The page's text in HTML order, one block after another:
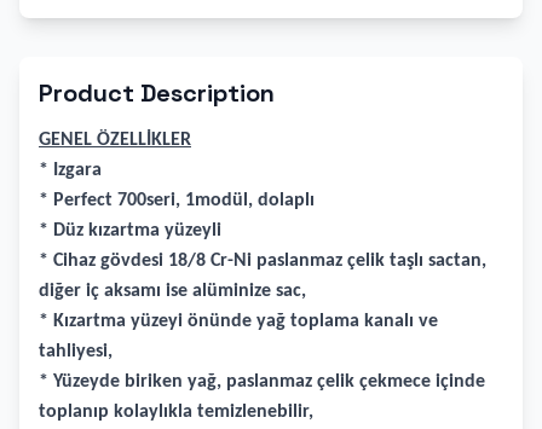
Product Description
GENEL ÖZELLİKLER
* Izgara
* Perfect 700seri, 1modül, dolaplı
* Düz kızartma yüzeyli
* Cihaz gövdesi 18/8 Cr-Ni paslanmaz çelik taşlı sactan,
diğer iç aksamı ise alüminize sac,
* Kızartma yüzeyi önünde yağ toplama kanalı ve
tahliyesi,
* Yüzeyde biriken yağ, paslanmaz çelik çekmece içinde
toplanıp kolaylıkla temizlenebilir,